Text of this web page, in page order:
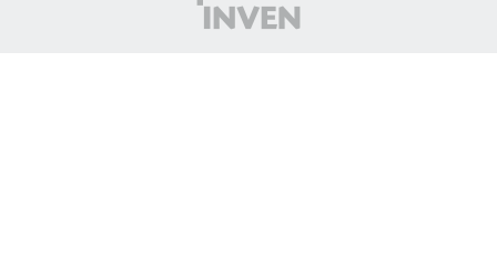
(주)
인